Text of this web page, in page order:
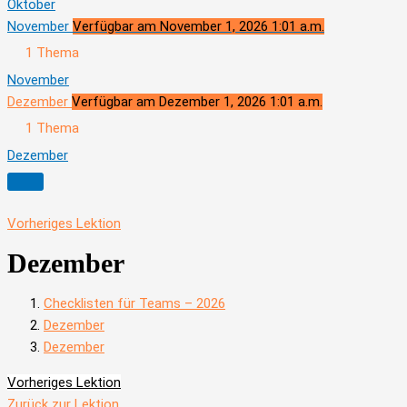
Oktober
November Verfügbar am November 1, 2026 1:01 a.m.
Ausklappen
November
1 Thema
November
Dezember Verfügbar am Dezember 1, 2026 1:01 a.m.
Zusammenklappen
Dezember
1 Thema
Dezember
Vorheriges Lektion
Dezember
Checklisten für Teams – 2026
Dezember
Dezember
Vorheriges Lektion